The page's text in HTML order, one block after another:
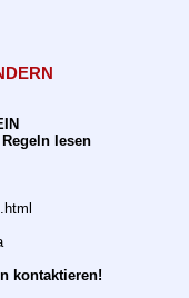
lesen
kontaktieren!